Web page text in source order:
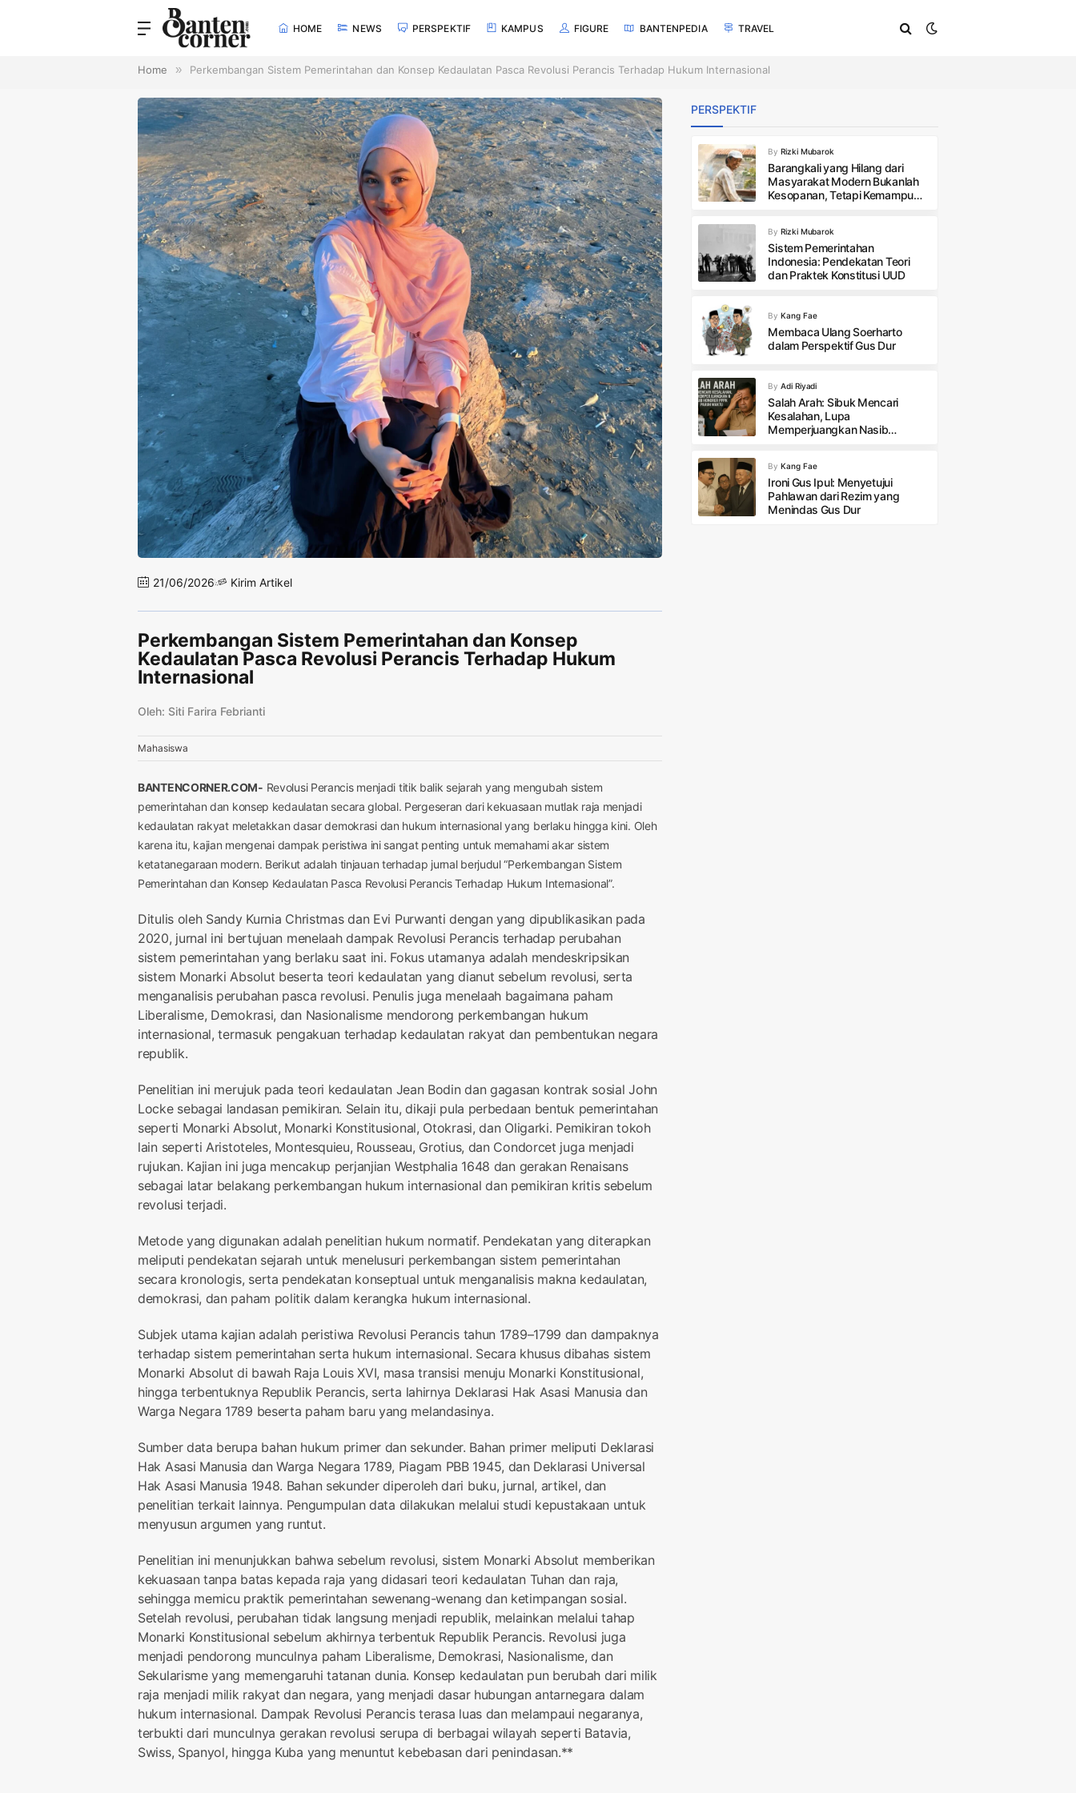
HOME NEWS PERSPEKTIF KAMPUS FIGURE BANTENPEDIA TRAVEL
Home » Perkembangan Sistem Pemerintahan dan Konsep Kedaulatan Pasca Revolusi Perancis Terhadap Hukum Internasional
21/06/2026 Kirim Artikel
Perkembangan Sistem Pemerintahan dan Konsep
Kedaulatan Pasca Revolusi Perancis Terhadap Hukum
Internasional
Oleh: Siti Farira Febrianti
Mahasiswa
BANTENCORNER.COM- Revolusi Perancis menjadi titik balik sejarah yang mengubah sistem
pemerintahan dan konsep kedaulatan secara global. Pergeseran dari kekuasaan mutlak raja menjadi
kedaulatan rakyat meletakkan dasar demokrasi dan hukum internasional yang berlaku hingga kini. Oleh
karena itu, kajian mengenai dampak peristiwa ini sangat penting untuk memahami akar sistem
ketatanegaraan modern. Berikut adalah tinjauan terhadap jurnal berjudul “Perkembangan Sistem
Pemerintahan dan Konsep Kedaulatan Pasca Revolusi Perancis Terhadap Hukum Internasional”.
Ditulis oleh Sandy Kurnia Christmas dan Evi Purwanti dengan yang dipublikasikan pada
2020, jurnal ini bertujuan menelaah dampak Revolusi Perancis terhadap perubahan
sistem pemerintahan yang berlaku saat ini. Fokus utamanya adalah mendeskripsikan
sistem Monarki Absolut beserta teori kedaulatan yang dianut sebelum revolusi, serta
menganalisis perubahan pasca revolusi. Penulis juga menelaah bagaimana paham
Liberalisme, Demokrasi, dan Nasionalisme mendorong perkembangan hukum
internasional, termasuk pengakuan terhadap kedaulatan rakyat dan pembentukan negara
republik.
Penelitian ini merujuk pada teori kedaulatan Jean Bodin dan gagasan kontrak sosial John
Locke sebagai landasan pemikiran. Selain itu, dikaji pula perbedaan bentuk pemerintahan
seperti Monarki Absolut, Monarki Konstitusional, Otokrasi, dan Oligarki. Pemikiran tokoh
lain seperti Aristoteles, Montesquieu, Rousseau, Grotius, dan Condorcet juga menjadi
rujukan. Kajian ini juga mencakup perjanjian Westphalia 1648 dan gerakan Renaisans
sebagai latar belakang perkembangan hukum internasional dan pemikiran kritis sebelum
revolusi terjadi.
Metode yang digunakan adalah penelitian hukum normatif. Pendekatan yang diterapkan
meliputi pendekatan sejarah untuk menelusuri perkembangan sistem pemerintahan
secara kronologis, serta pendekatan konseptual untuk menganalisis makna kedaulatan,
demokrasi, dan paham politik dalam kerangka hukum internasional.
Subjek utama kajian adalah peristiwa Revolusi Perancis tahun 1789–1799 dan dampaknya
terhadap sistem pemerintahan serta hukum internasional. Secara khusus dibahas sistem
Monarki Absolut di bawah Raja Louis XVI, masa transisi menuju Monarki Konstitusional,
hingga terbentuknya Republik Perancis, serta lahirnya Deklarasi Hak Asasi Manusia dan
Warga Negara 1789 beserta paham baru yang melandasinya.
Sumber data berupa bahan hukum primer dan sekunder. Bahan primer meliputi Deklarasi
Hak Asasi Manusia dan Warga Negara 1789, Piagam PBB 1945, dan Deklarasi Universal
Hak Asasi Manusia 1948. Bahan sekunder diperoleh dari buku, jurnal, artikel, dan
penelitian terkait lainnya. Pengumpulan data dilakukan melalui studi kepustakaan untuk
menyusun argumen yang runtut.
Penelitian ini menunjukkan bahwa sebelum revolusi, sistem Monarki Absolut memberikan
kekuasaan tanpa batas kepada raja yang didasari teori kedaulatan Tuhan dan raja,
sehingga memicu praktik pemerintahan sewenang-wenang dan ketimpangan sosial.
Setelah revolusi, perubahan tidak langsung menjadi republik, melainkan melalui tahap
Monarki Konstitusional sebelum akhirnya terbentuk Republik Perancis. Revolusi juga
menjadi pendorong munculnya paham Liberalisme, Demokrasi, Nasionalisme, dan
Sekularisme yang memengaruhi tatanan dunia. Konsep kedaulatan pun berubah dari milik
raja menjadi milik rakyat dan negara, yang menjadi dasar hubungan antarnegara dalam
hukum internasional. Dampak Revolusi Perancis terasa luas dan melampaui negaranya,
terbukti dari munculnya gerakan revolusi serupa di berbagai wilayah seperti Batavia,
Swiss, Spanyol, hingga Kuba yang menuntut kebebasan dari penindasan.**
PERSPEKTIF
By Rizki Mubarok
Barangkali yang Hilang dari
Masyarakat Modern Bukanlah
Kesopanan, Tetapi Kemampuan
By Rizki Mubarok
Sistem Pemerintahan
Indonesia: Pendekatan Teori
dan Praktek Konstitusi UUD
By Kang Fae
Membaca Ulang Soerharto
dalam Perspektif Gus Dur
By Adi Riyadi
Salah Arah: Sibuk Mencari
Kesalahan, Lupa
Memperjuangkan Nasib
By Kang Fae
Ironi Gus Ipul: Menyetujui
Pahlawan dari Rezim yang
Menindas Gus Dur